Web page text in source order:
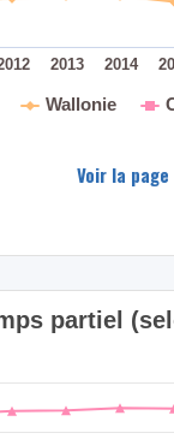
Wallonie
2013 2014
Voir la
partiel